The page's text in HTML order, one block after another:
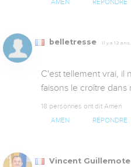
AMEN RÉPONDRE
belletresse Il y a 12
C'est tellement vrai, il
faisons le croître dans
18 personnes ont dit Amen
AMEN RÉPONDRE
Vincent